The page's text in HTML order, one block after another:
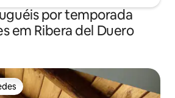
por temporada
em Ribera del Duero